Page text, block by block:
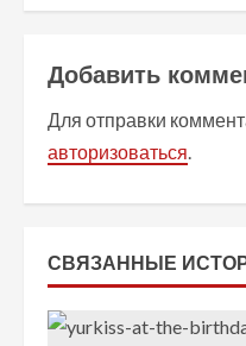
ж
и
т
ь
т
е
Добавить
Для отправки
авторизоваться.
СВЯЗАННЫЕ